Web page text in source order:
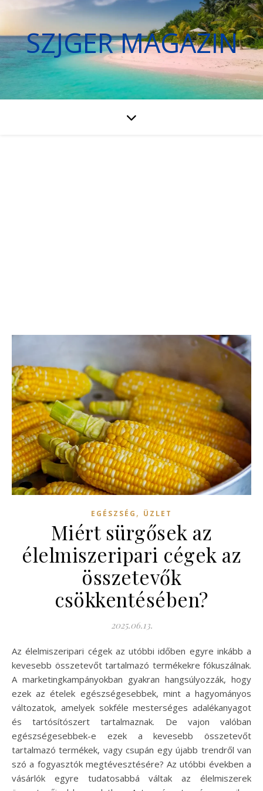
SZJGER MAGAZIN
EGÉSZSÉG , ÜZLET
Miért sürgősek az
élelmiszeripari cégek az
összetevők
csökkentésében?
2025.06.13.
Az élelmiszeripari cégek az utóbbi időben egyre inkább a
kevesebb összetevőt tartalmazó termékekre fókuszálnak.
A marketingkampányokban gyakran hangsúlyozzák, hogy
ezek az ételek egészségesebbek, mint a hagyományos
változatok, amelyek sokféle mesterséges adalékanyagot
és tartósítószert tartalmaznak. De vajon valóban
egészségesebbek-e ezek a kevesebb összetevőt
tartalmazó termékek, vagy csupán egy újabb trendről van
szó a fogyasztók megtévesztésére? Az utóbbi években a
vásárlók egyre tudatosabbá váltak az élelmiszerek